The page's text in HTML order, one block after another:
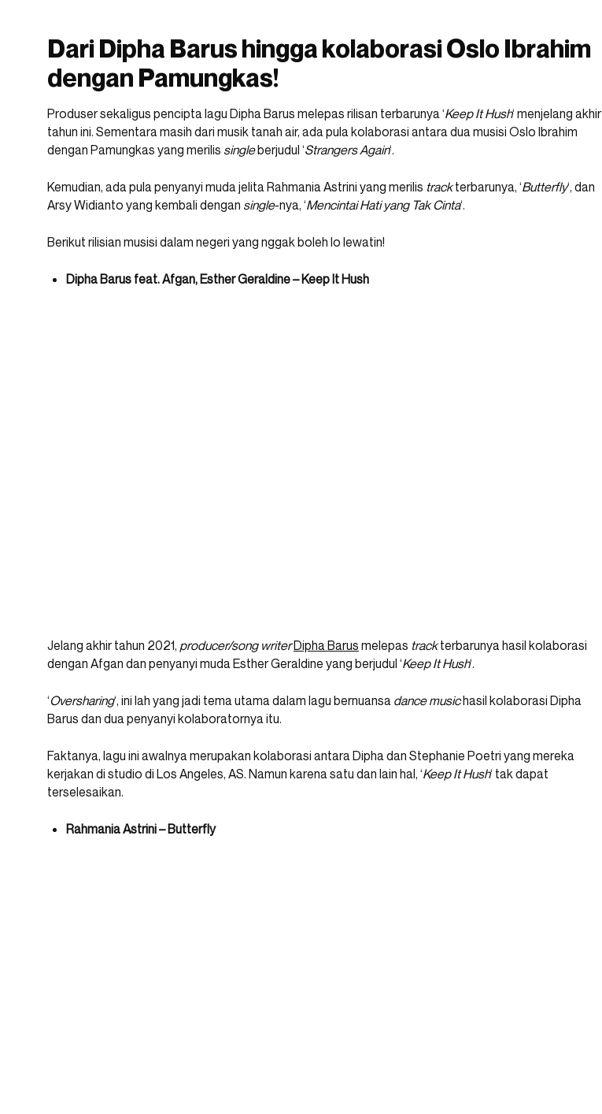
Dari Dipha Barus hingga kolaborasi Oslo Ibrahim
dengan Pamungkas!
Produser sekaligus pencipta lagu Dipha Barus melepas rilisan terbarunya ‘Keep It Hush‘ menjelang akhir
tahun ini. Sementara masih dari musik tanah air, ada pula kolaborasi antara dua musisi Oslo Ibrahim
dengan Pamungkas yang merilis singleberjudul ‘Strangers Again‘.
Kemudian, ada pula penyanyi muda jelita Rahmania Astrini yang merilis trackterbarunya, ‘Butterfly‘, dan
Arsy Widianto yang kembali dengan single-nya, ‘Mencintai Hati yang Tak Cinta‘.
Berikut rilisian musisi dalam negeri yang nggak boleh lo lewatin!
Dipha Barus feat. Afgan, Esther Geraldine – Keep It Hush
Jelang akhir tahun 2021, producer/song writerDipha Barus melepas trackterbarunya hasil kolaborasi
dengan Afgan dan penyanyi muda Esther Geraldine yang berjudul ‘Keep It Hush‘.
‘Oversharing‘, ini lah yang jadi tema utama dalam lagu bernuansa dance musichasil kolaborasi Dipha
Barus dan dua penyanyi kolaboratornya itu.
Faktanya, lagu ini awalnya merupakan kolaborasi antara Dipha dan Stephanie Poetri yang mereka
kerjakan di studio di Los Angeles, AS. Namun karena satu dan lain hal, ‘Keep It Hush‘ tak dapat
terselesaikan.
Rahmania Astrini – Butterfly